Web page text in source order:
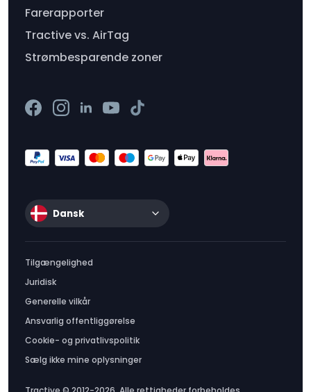
Farerapporter
Tractive vs. AirTag
Strømbesparende zoner
Dansk
Tilgængelighed
Juridisk
Generelle vilkår
Ansvarlig offentliggørelse
Cookie- og privatlivspolitik
Sælg ikke mine oplysninger